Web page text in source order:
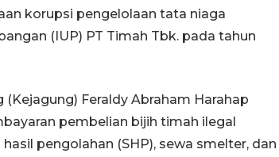
korupsi pengelolaan tata niaga
(IUP) PT Timah Tbk. pada tahun
Feraldy Abraham Harahap
pembelian bijih timah ilegal
pengolahan (SHP), sewa smelter, dan